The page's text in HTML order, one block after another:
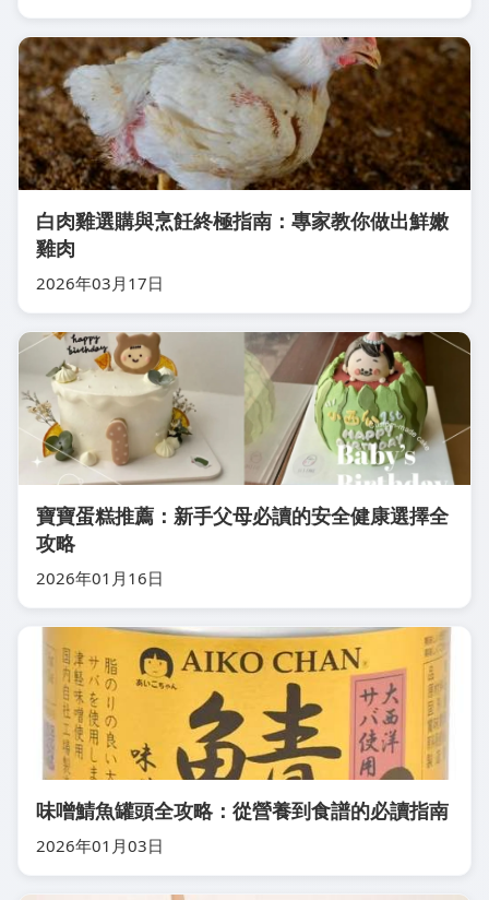
白肉雞選購與烹飪終極指南：專家教你做出鮮嫩
雞肉
2026年03月17日
寶寶蛋糕推薦：新手父母必讀的安全健康選擇全
攻略
2026年01月16日
味噌鯖魚罐頭全攻略：從營養到食譜的必讀指南
2026年01月03日